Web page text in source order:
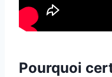
Pourquoi